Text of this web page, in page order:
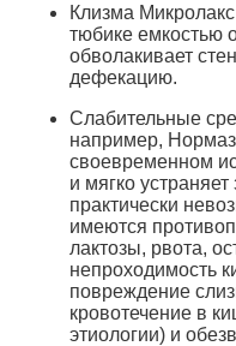
Клизма
тюбике емкостью
обволакивает
дефекацию.
Слабительные
например,
своевременном
и мягко
практически
имеются
лактозы, рвота,
непроходимость
повреждение
кровотечение в
этиологии) и